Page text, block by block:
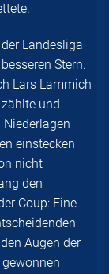
Landesliga
Stern.
Lars Lammich
und
einstecken
nicht
den
Coup: Eine
Augen der